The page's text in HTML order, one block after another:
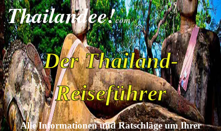
Thailandee!com
Der Thailand-
Reiseführer
Alle Informationen und Ratschläge um Ihrer